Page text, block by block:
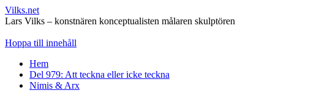
Vilks.net
Lars Vilks – konstnären konceptualisten målaren skulptören
Hoppa till innehåll
Hem
Del 979: Att teckna eller icke teckna
Nimis & Arx